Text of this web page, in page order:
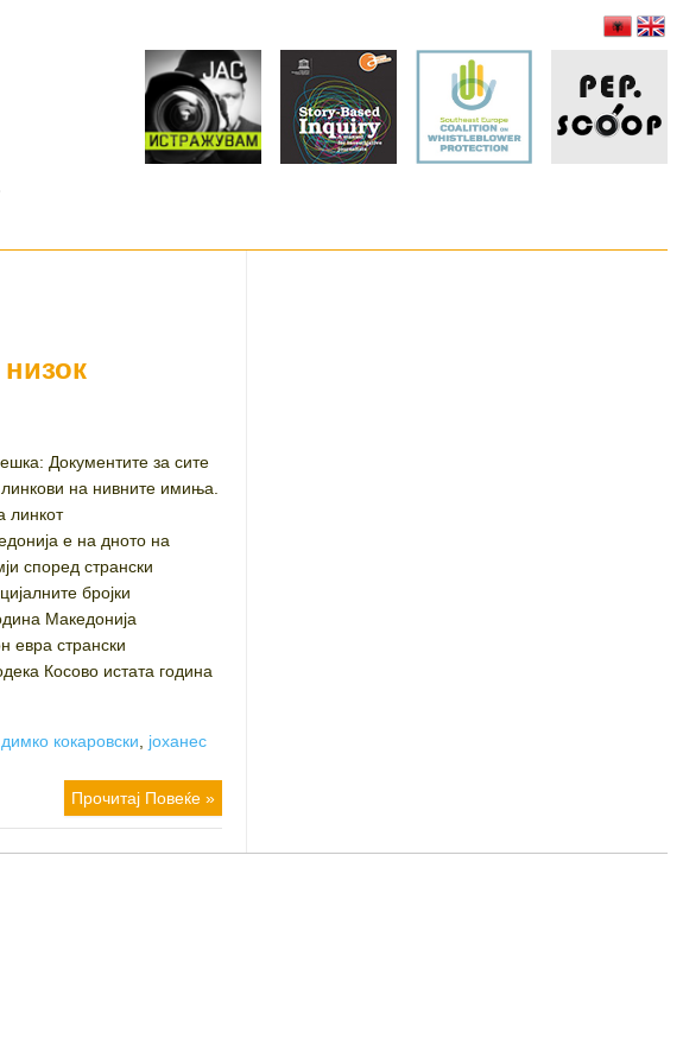
Документите за сите
на нивните имиња.
линкот
е на дното на
според странски
бројки
Македонија
евра странски
Косово истата година
Tags
димко кокаровски
јоханес
Прочитај Повеќе »